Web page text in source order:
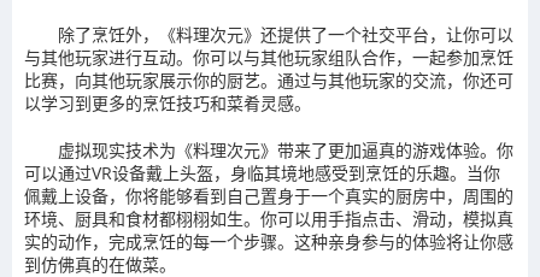
除了烹饪外，《料理次元》还提供了一个社交平台，让你可以
与其他玩家进行互动。你可以与其他玩家组队合作，一起参加烹饪
比赛，向其他玩家展示你的厨艺。通过与其他玩家的交流，你还可
以学习到更多的烹饪技巧和菜肴灵感。
虚拟现实技术为《料理次元》带来了更加逼真的游戏体验。你
可以通过VR设备戴上头盔，身临其境地感受到烹饪的乐趣。当你
佩戴上设备，你将能够看到自己置身于一个真实的厨房中，周围的
环境、厨具和食材都栩栩如生。你可以用手指点击、滑动，模拟真
实的动作，完成烹饪的每一个步骤。这种亲身参与的体验将让你感
到仿佛真的在做菜。